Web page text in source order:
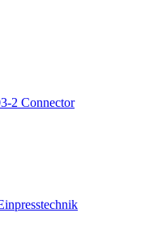
2 Connector